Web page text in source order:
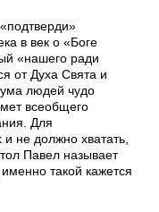
в век о «Боге
«нашего ради
от Духа Свята и
людей чудо
всеобщего
Для
и не должно хватать,
Павел называет
такой кажется